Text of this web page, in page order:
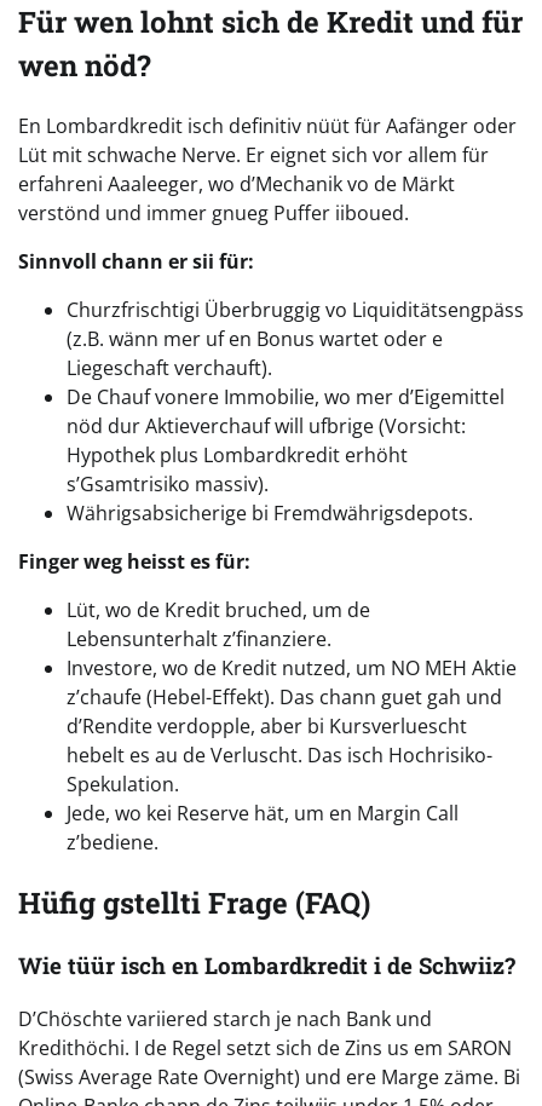
Für wen lohnt sich de Kredit und für
wen nöd?
En Lombardkredit isch definitiv nüüt für Aafänger oder
Lüt mit schwache Nerve. Er eignet sich vor allem für
erfahreni Aaaleeger, wo d’Mechanik vo de Märkt
verstönd und immer gnueg Puffer iiboued.
Sinnvoll chann er sii für:
Churzfrischtigi Überbruggig vo Liquiditätsengpäss
(z.B. wänn mer uf en Bonus wartet oder e
Liegeschaft verchauft).
De Chauf vonere Immobilie, wo mer d’Eigemittel
nöd dur Aktieverchauf will ufbrige (Vorsicht:
Hypothek plus Lombardkredit erhöht
s’Gsamtrisiko massiv).
Währigsabsicherige bi Fremdwährigsdepots.
Finger weg heisst es für:
Lüt, wo de Kredit bruched, um de
Lebensunterhalt z’finanziere.
Investore, wo de Kredit nutzed, um NO MEH Aktie
z’chaufe (Hebel-Effekt). Das chann guet gah und
d’Rendite verdopple, aber bi Kursverluescht
hebelt es au de Verluscht. Das isch Hochrisiko-
Spekulation.
Jede, wo kei Reserve hät, um en Margin Call
z’bediene.
Hüfig gstellti Frage (FAQ)
Wie tüür isch en Lombardkredit i de Schwiiz?
D’Chöschte variiered starch je nach Bank und
Kredithöchi. I de Regel setzt sich de Zins us em SARON
(Swiss Average Rate Overnight) und ere Marge zäme. Bi